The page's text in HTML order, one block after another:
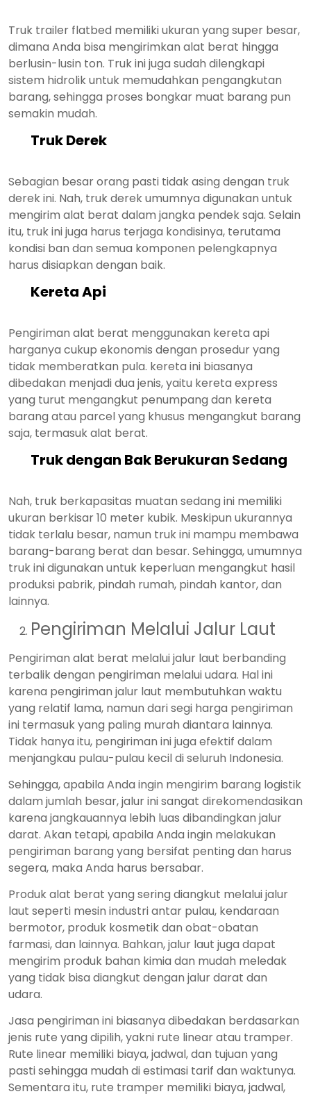
Truk trailer flatbed memiliki ukuran yang super besar,
dimana Anda bisa mengirimkan alat berat hingga
berlusin-lusin ton. Truk ini juga sudah dilengkapi
sistem hidrolik untuk memudahkan pengangkutan
barang, sehingga proses bongkar muat barang pun
semakin mudah.
Truk Derek
Sebagian besar orang pasti tidak asing dengan truk
derek ini. Nah, truk derek umumnya digunakan untuk
mengirim alat berat dalam jangka pendek saja. Selain
itu, truk ini juga harus terjaga kondisinya, terutama
kondisi ban dan semua komponen pelengkapnya
harus disiapkan dengan baik.
Kereta Api
Pengiriman alat berat menggunakan kereta api
harganya cukup ekonomis dengan prosedur yang
tidak memberatkan pula. kereta ini biasanya
dibedakan menjadi dua jenis, yaitu kereta express
yang turut mengangkut penumpang dan kereta
barang atau parcel yang khusus mengangkut barang
saja, termasuk alat berat.
Truk dengan Bak Berukuran Sedang
Nah, truk berkapasitas muatan sedang ini memiliki
ukuran berkisar 10 meter kubik. Meskipun ukurannya
tidak terlalu besar, namun truk ini mampu membawa
barang-barang berat dan besar. Sehingga, umumnya
truk ini digunakan untuk keperluan mengangkut hasil
produksi pabrik, pindah rumah, pindah kantor, dan
lainnya.
Pengiriman Melalui Jalur Laut
Pengiriman alat berat melalui jalur laut berbanding
terbalik dengan pengiriman melalui udara. Hal ini
karena pengiriman jalur laut membutuhkan waktu
yang relatif lama, namun dari segi harga pengiriman
ini termasuk yang paling murah diantara lainnya.
Tidak hanya itu, pengiriman ini juga efektif dalam
menjangkau pulau-pulau kecil di seluruh Indonesia.
Sehingga, apabila Anda ingin mengirim barang logistik
dalam jumlah besar, jalur ini sangat direkomendasikan
karena jangkauannya lebih luas dibandingkan jalur
darat. Akan tetapi, apabila Anda ingin melakukan
pengiriman barang yang bersifat penting dan harus
segera, maka Anda harus bersabar.
Produk alat berat yang sering diangkut melalui jalur
laut seperti mesin industri antar pulau, kendaraan
bermotor, produk kosmetik dan obat-obatan
farmasi, dan lainnya. Bahkan, jalur laut juga dapat
mengirim produk bahan kimia dan mudah meledak
yang tidak bisa diangkut dengan jalur darat dan
udara.
Jasa pengiriman ini biasanya dibedakan berdasarkan
jenis rute yang dipilih, yakni rute linear atau tramper.
Rute linear memiliki biaya, jadwal, dan tujuan yang
pasti sehingga mudah di estimasi tarif dan waktunya.
Sementara itu, rute tramper memiliki biaya, jadwal,